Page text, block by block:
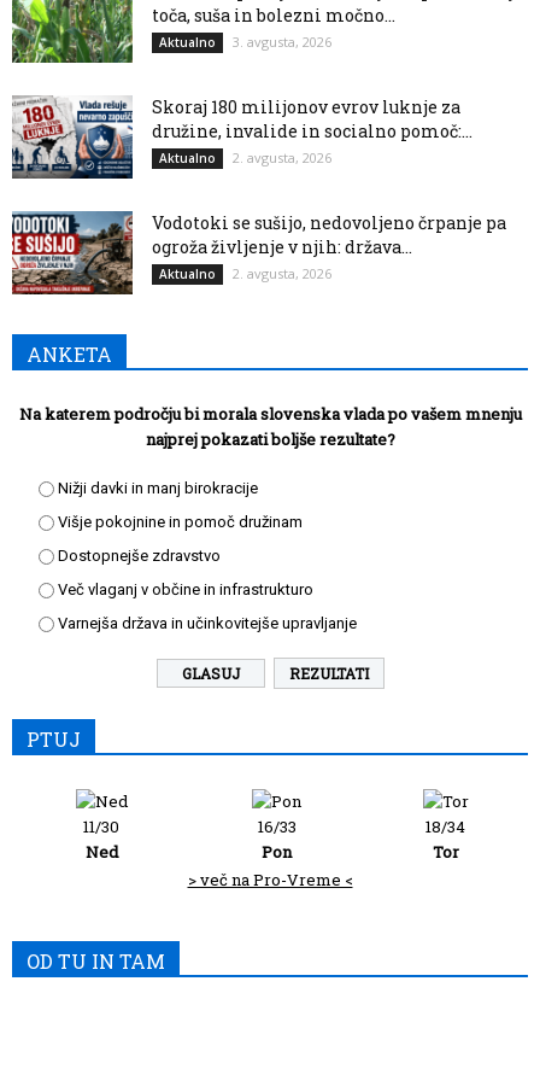
toča, suša in bolezni močno...
Aktualno 3. avgusta, 2026
Skoraj 180 milijonov evrov luknje za
družine, invalide in socialno pomoč:...
Aktualno 2. avgusta, 2026
Vodotoki se sušijo, nedovoljeno črpanje pa
ogroža življenje v njih: država...
Aktualno 2. avgusta, 2026
ANKETA
Na katerem področju bi morala slovenska vlada po vašem mnenju
najprej pokazati boljše rezultate?
Nižji davki in manj birokracije
Višje pokojnine in pomoč družinam
Dostopnejše zdravstvo
Več vlaganj v občine in infrastrukturo
Varnejša država in učinkovitejše upravljanje
REZULTATI
PTUJ
11/30
Ned
16/33
Pon
18/34
Tor
> več na Pro-Vreme <
OD TU IN TAM